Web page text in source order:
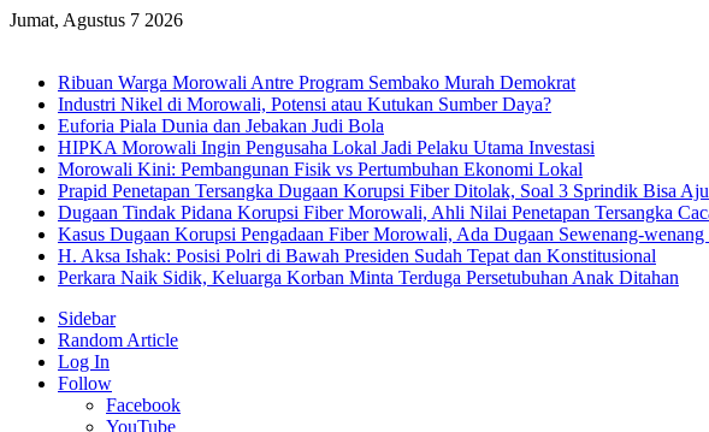
Jumat, Agustus 7 2026
Ribuan Warga Morowali Antre Program Sembako Murah Demokrat
Industri Nikel di Morowali, Potensi atau Kutukan Sumber Daya?
Euforia Piala Dunia dan Jebakan Judi Bola
HIPKA Morowali Ingin Pengusaha Lokal Jadi Pelaku Utama Investasi
Morowali Kini: Pembangunan Fisik vs Pertumbuhan Ekonomi Lokal
Prapid Penetapan Tersangka Dugaan Korupsi Fiber Ditolak, Soal 3 Sprindik Bisa
Dugaan Tindak Pidana Korupsi Fiber Morowali, Ahli Nilai Penetapan Tersangka
Kasus Dugaan Korupsi Pengadaan Fiber Morowali, Ada Dugaan Sewenang-
H. Aksa Ishak: Posisi Polri di Bawah Presiden Sudah Tepat dan Konstitusional
Perkara Naik Sidik, Keluarga Korban Minta Terduga Persetubuhan Anak Ditahan
Sidebar
Random Article
Log In
Follow
Facebook
YouTube